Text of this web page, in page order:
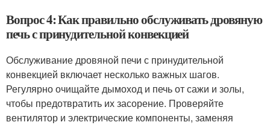
Вопрос 4: Как правильно обслуживать дровяную
печь с принудительной конвекцией
Обслуживание дровяной печи с принудительной
конвекцией включает несколько важных шагов.
Регулярно очищайте дымоход и печь от сажи и золы,
чтобы предотвратить их засорение. Проверяйте
вентилятор и электрические компоненты, заменяя